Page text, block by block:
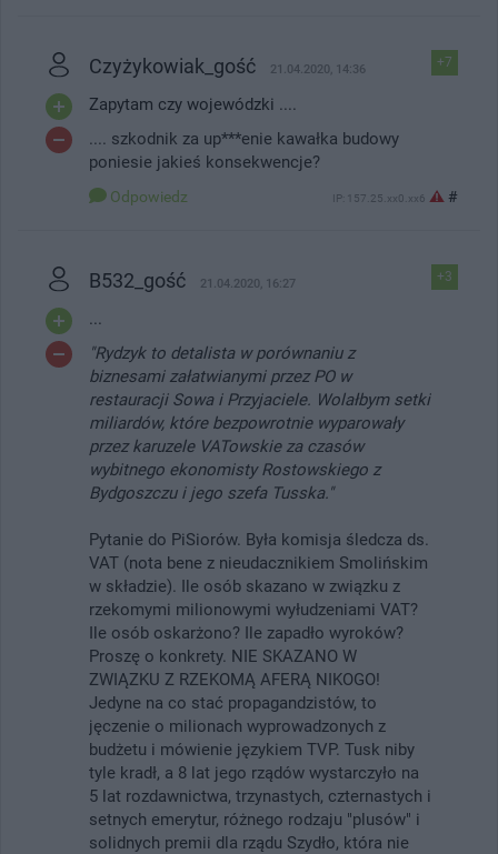
+7
Czyżykowiak_gość 21.04.2020, 14:36
Zapytam czy wojewódzki ....
.... szkodnik za up***enie kawałka budowy
poniesie jakieś konsekwencje?
Odpowiedz IP: 157.25.xx0.xx6 #
+3
B532_gość 21.04.2020, 16:27
...
"Rydzyk to detalista w porównaniu z
biznesami załatwianymi przez PO w
restauracji Sowa i Przyjaciele. Wolałbym setki
miliardów, które bezpowrotnie wyparowały
przez karuzele VATowskie za czasów
wybitnego ekonomisty Rostowskiego z
Bydgoszczu i jego szefa Tusska."
Pytanie do PiSiorów. Była komisja śledcza ds.
VAT (nota bene z nieudacznikiem Smolińskim
w składzie). Ile osób skazano w związku z
rzekomymi milionowymi wyłudzeniami VAT?
Ile osób oskarżono? Ile zapadło wyroków?
Proszę o konkrety. NIE SKAZANO W
ZWIĄZKU Z RZEKOMĄ AFERĄ NIKOGO!
Jedyne na co stać propagandzistów, to
jęczenie o milionach wyprowadzonych z
budżetu i mówienie językiem TVP. Tusk niby
tyle kradł, a 8 lat jego rządów wystarczyło na
5 lat rozdawnictwa, trzynastych, czternastych i
setnych emerytur, różnego rodzaju "plusów" i
solidnych premii dla rządu Szydło, która nie